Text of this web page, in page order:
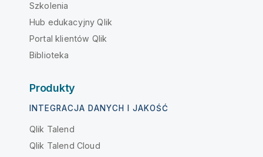
Szkolenia
Hub edukacyjny Qlik
Portal klientów Qlik
Biblioteka
Produkty
INTEGRACJA DANYCH I JAKOŚĆ
Qlik Talend
Qlik Talend Cloud